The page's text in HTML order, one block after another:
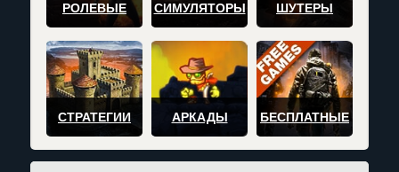
РОЛЕВЫЕ СИМУЛЯТОРЫ ШУТЕРЫ
СТРАТЕГИИ АРКАДЫ БЕСПЛАТНЫЕ